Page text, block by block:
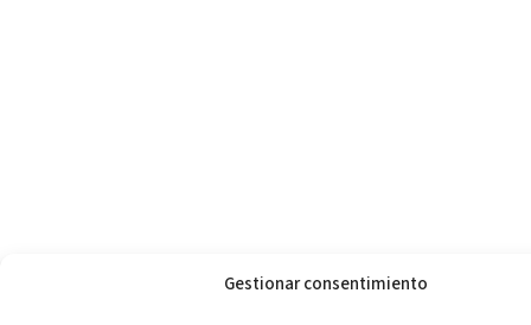
Gestionar consentimiento